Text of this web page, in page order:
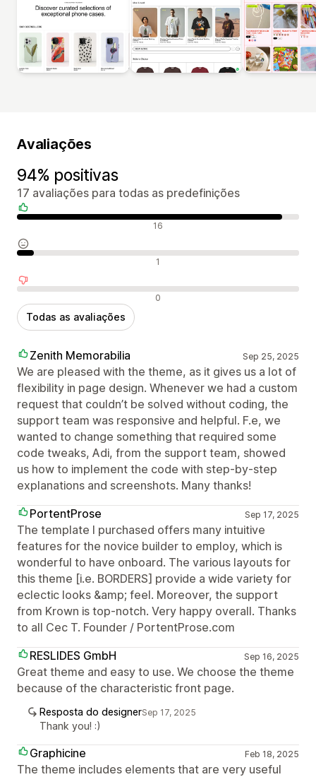
Avaliações
94% positivas
17 avaliações para todas as predefinições
Avaliações positivas 16
Avaliações neutras 1
Avaliações negativas 0
Todas as avaliações
Zenith Memorabilia Sep 25, 2025
We are pleased with the theme, as it gives us a lot of
flexibility in page design. Whenever we had a custom
request that couldn’t be solved without coding, the
support team was responsive and helpful. F.e, we
wanted to change something that required some
code tweaks, Adi, from the support team, showed
us how to implement the code with step-by-step
explanations and screenshots. Many thanks!
PortentProse
Sep 17, 2025
The template I purchased offers many intuitive
features for the novice builder to employ, which is
wonderful to have onboard. The various layouts for
this theme [i.e. BORDERS] provide a wide variety for
eclectic looks &amp; feel. Moreover, the support
from Krown is top-notch. Very happy overall. Thanks
to all Cec T. Founder / PortentProse.com
RESLIDES GmbH
Sep 16, 2025
Great theme and easy to use. We choose the theme
because of the characteristic front page.
Resposta do designerSep 17, 2025
Thank you! :)
Graphicine Feb 18, 2025
The theme includes elements that are very useful